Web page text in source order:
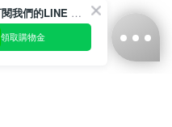
歡迎訂閱我們的LINE 官方帳號
領取購物金